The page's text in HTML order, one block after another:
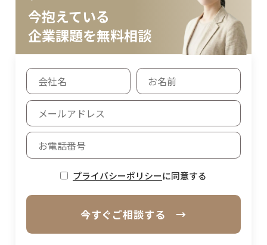
今抱えている
企業課題を無料相談
プライバシーポリシーに同意する